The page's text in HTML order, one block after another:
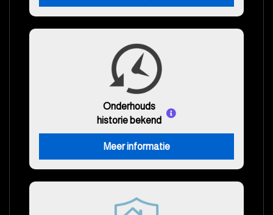
Onderhouds
historie bekend
Meer informatie